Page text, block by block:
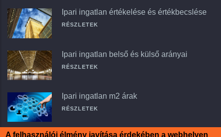
Ipari ingatlan értékelése és értékbecslése
RÉSZLETEK
Ipari ingatlan belső és külső arányai
RÉSZLETEK
Ipari ingatlan m2 árak
RÉSZLETEK
A felhasználói élmény javítása érdekében a webhelyen